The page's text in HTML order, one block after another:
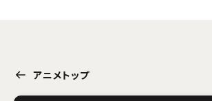
アニメトップ